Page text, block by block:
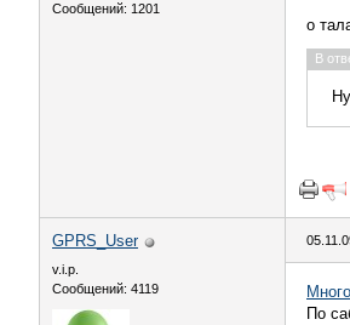
Сообщений: 1201
о
В
GPRS_User
v.i.p.
Сообщений: 4119
По